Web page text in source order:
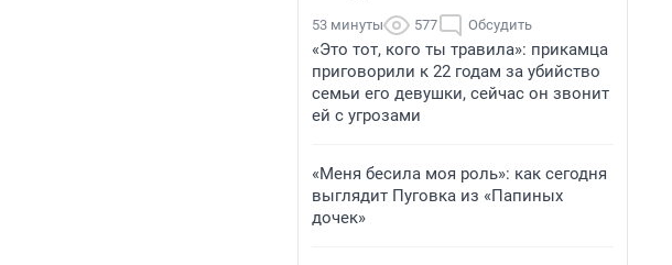
53 минуты 577 Обсудить
«Это тот, кого ты травила»: прикамца
приговорили к 22 годам за убийство
семьи его девушки, сейчас он звонит
ей с угрозами
«Меня бесила моя роль»: как сегодня
выглядит Пуговка из «Папиных
дочек»